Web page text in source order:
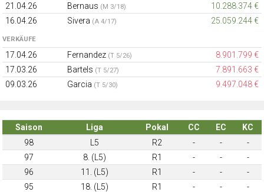
21.04.26
Bernaus (M 3/18)
10.288.374 €
16.04.26
Sivera (A 4/17) 25.059.244 €
VERKÄUFE
17.04.26 Fernandez (T 5/26)
8.901.799 €
17.03.26
Bartels (T 5/27)
7.891.663 €
09.03.26
Garcia (T 5/30) 9.497.048 €
Saison Liga Pokal CC EC
KC
98
L5 R2 - -
-
97
8. (L5) R1 - -
-
96
11. (L5) R1 - -
-
95
18. (L5) R1 - - -